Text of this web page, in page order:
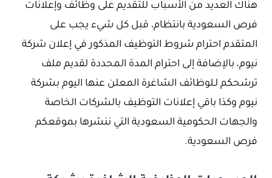
هناك العديد من الأسباب للتقديم على وظائف وإعلانات
فرص السعودية بانتظام، قبل كل شيء يجب على
المتقدم احترام شروط التوظيف المذكور في إعلان شركة
نيوم، بالإضافة إلى احترام المدة المحددة لقديم ملف
ترشحكم لـلوظائف الشاغرة المعلن عنها اليوم بشركة
نيوم وكذا باقي إعلانات التوظيف بالشركات الخاصة
والجهات الحكومية السعودية التي ننشرها بموقعكم
فرص السعودية.